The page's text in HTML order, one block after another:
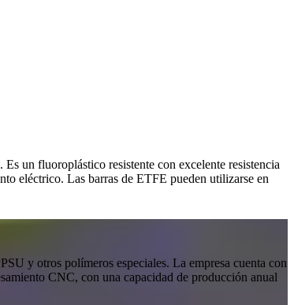
un fluoroplástico resistente con excelente resistencia
eléctrico. Las barras de ETFE pueden utilizarse en
y otros polímeros especiales. La empresa cuenta con
CNC, con una capacidad de producción anual